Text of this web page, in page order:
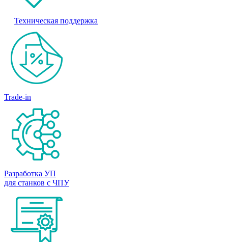
Техническая поддержка
Trade-in
Разработка УП
для станков с ЧПУ